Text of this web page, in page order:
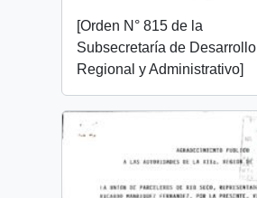
[Orden N° 815 de la
Subsecretaría de Desarrollo
Regional y Administrativo]